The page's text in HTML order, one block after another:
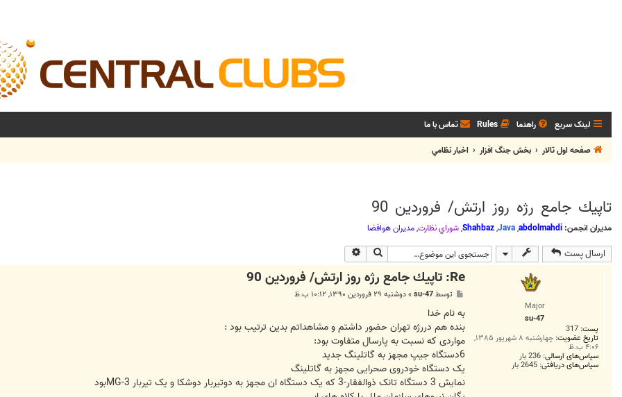
لینک سریع راهنما Rules
تماس با ما
صفحه اول تالار
بخش جنگ افزار اخبار نظامي
تاپيك جامع رژه روز ارتش/ فروردين 90
مدیران انجمن: abdolmahdi
,
Java
,
Shahbaz
,شوراي نظارت,مديران هوافضا
ارسال پست جستجو
Major
su-47
پست: 317
تاریخ عضویت: چهارشنبه ۸ شهریور ۱۳۸۵,
۴:۰۶ ب.ظ
سپاس‌های ارسالی: 236 بار
سپاس‌های دریافتی: 2645 بار
Re: تاپيك جامع رژه روز ارتش/ فروردين 90
ت
توسطsu-47
»دوشنبه ۲۹ فروردین ۱۳۹۰, ۱۰:۱۲ ب.ظ
به نام خدا
بنده هم دررژه تهران حضور داشتم و مشاهداتم بدین ترتیب بود :
مواردی که نسبت به پارسال متفاوت بود:
6دستگاه جیپ مجهز به گاتلینگ جدید
یک دستگاه خودروی صحرایی مجهز به گاتلینگ
نمایش 3 دستگاه تانک ذوالفقار-3 که یک دستگاه ان مجهز به دوتیربار دوشکا و یک تیربار MG-3بود